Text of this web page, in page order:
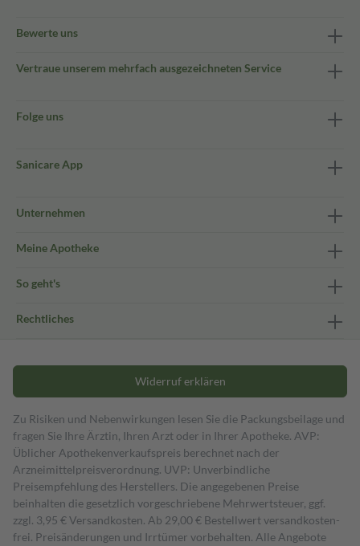
Bewerte uns
Vertraue unserem mehrfach ausgezeichneten Service
Folge uns
Sanicare App
Unternehmen
Meine Apotheke
So geht's
Rechtliches
Widerruf erklären
Zu Risiken und Nebenwirkungen lesen Sie die Packungsbeilage und
fragen Sie Ihre Ärztin, Ihren Arzt oder in Ihrer Apotheke. AVP:
Üblicher Apothekenverkaufspreis berechnet nach der
Arzneimittelpreisverordnung. UVP: Unverbindliche
Preisempfehlung des Herstellers. Die angegebenen Preise
beinhalten die gesetzlich vorgeschriebene Mehrwertsteuer, ggf.
zzgl. 3,95 € Versandkosten. Ab 29,00 € Bestell­wert versand­kosten­
frei. Preisänderungen und Irrtümer vorbehalten. Alle Angebote